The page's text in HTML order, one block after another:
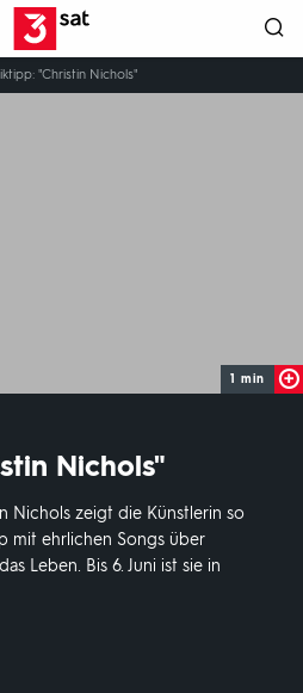
3SAT
"Christin Nichols"
1 min
Nichols"
Nichols zeigt die Künstlerin so
mit ehrlichen Songs über
Leben. Bis 6. Juni ist sie in